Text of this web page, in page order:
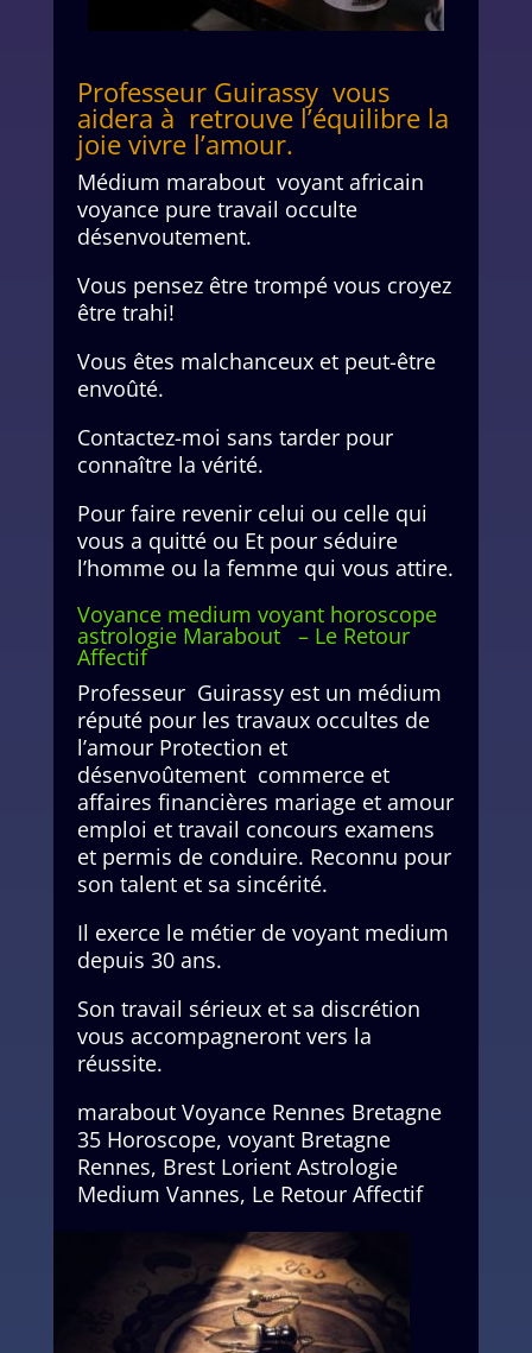
Professeur Guirassy vous
aidera à retrouve l’équilibre la
joie vivre l’amour.
Médium marabout voyant africain
voyance pure travail occulte
désenvoutement.
Vous pensez être trompé vous croyez
être trahi!
Vous êtes malchanceux et peut-être
envoûté.
Contactez-moi sans tarder pour
connaître la vérité.
Pour faire revenir celui ou celle qui
vous a quitté ou Et pour séduire
l’homme ou la femme qui vous attire.
Voyance medium voyant horoscope
astrologie Marabout – Le Retour
Affectif
Professeur Guirassy est un médium
réputé pour les travaux occultes de
l’amour Protection et
désenvoûtement commerce et
affaires financières mariage et amour
emploi et travail concours examens
et permis de conduire. Reconnu pour
son talent et sa sincérité.
Il exerce le métier de voyant medium
depuis 30 ans.
Son travail sérieux et sa discrétion
vous accompagneront vers la
réussite.
marabout Voyance Rennes Bretagne
35 Horoscope, voyant Bretagne
Rennes, Brest Lorient Astrologie
Medium Vannes, Le Retour Affectif